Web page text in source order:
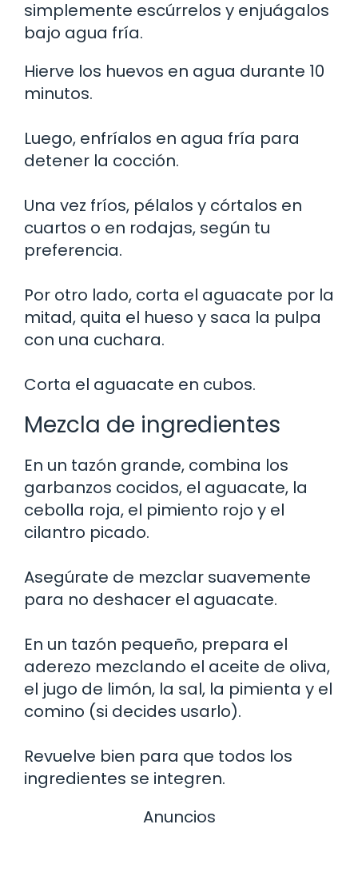
simplemente escúrrelos y enjuágalos
bajo agua fría.
Hierve los huevos en agua durante 10
minutos.
Luego, enfríalos en agua fría para
detener la cocción.
Una vez fríos, pélalos y córtalos en
cuartos o en rodajas, según tu
preferencia.
Por otro lado, corta el aguacate por la
mitad, quita el hueso y saca la pulpa
con una cuchara.
Corta el aguacate en cubos.
Mezcla de ingredientes
En un tazón grande, combina los
garbanzos cocidos, el aguacate, la
cebolla roja, el pimiento rojo y el
cilantro picado.
Asegúrate de mezclar suavemente
para no deshacer el aguacate.
En un tazón pequeño, prepara el
aderezo mezclando el aceite de oliva,
el jugo de limón, la sal, la pimienta y el
comino (si decides usarlo).
Revuelve bien para que todos los
ingredientes se integren.
Anuncios